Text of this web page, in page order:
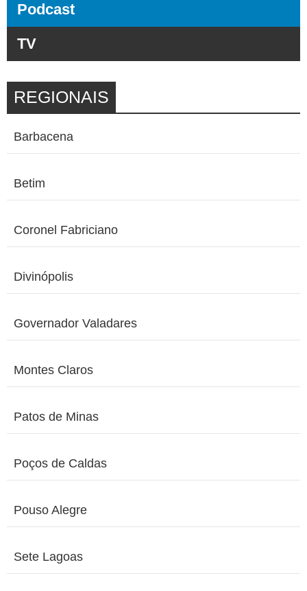
Podcast
TV
REGIONAIS
Barbacena
Betim
Coronel Fabriciano
Divinópolis
Governador Valadares
Montes Claros
Patos de Minas
Poços de Caldas
Pouso Alegre
Sete Lagoas